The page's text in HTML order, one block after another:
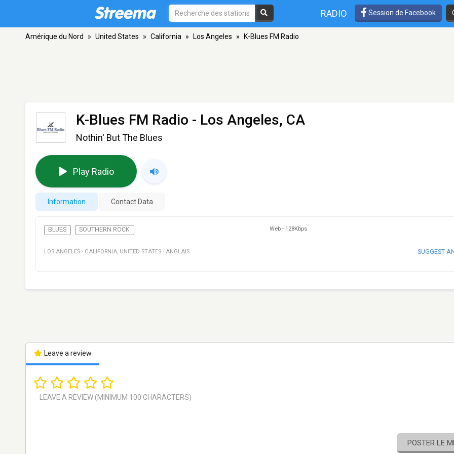
RADIO Session de Facebook
Amérique du Nord » United States » California » Los Angeles » K-Blues FM Radio
K-Blues FM Radio - Los Angeles, CA
Nothin' But The Blues
Play Radio
Information Contact Data
BLUES SOUTHERN ROCK Web - 128Kbps
LOS ANGELES · CALIFORNIA, UNITED STATES · ANGLAIS SUGGEST
Leave a review
POSTER LE